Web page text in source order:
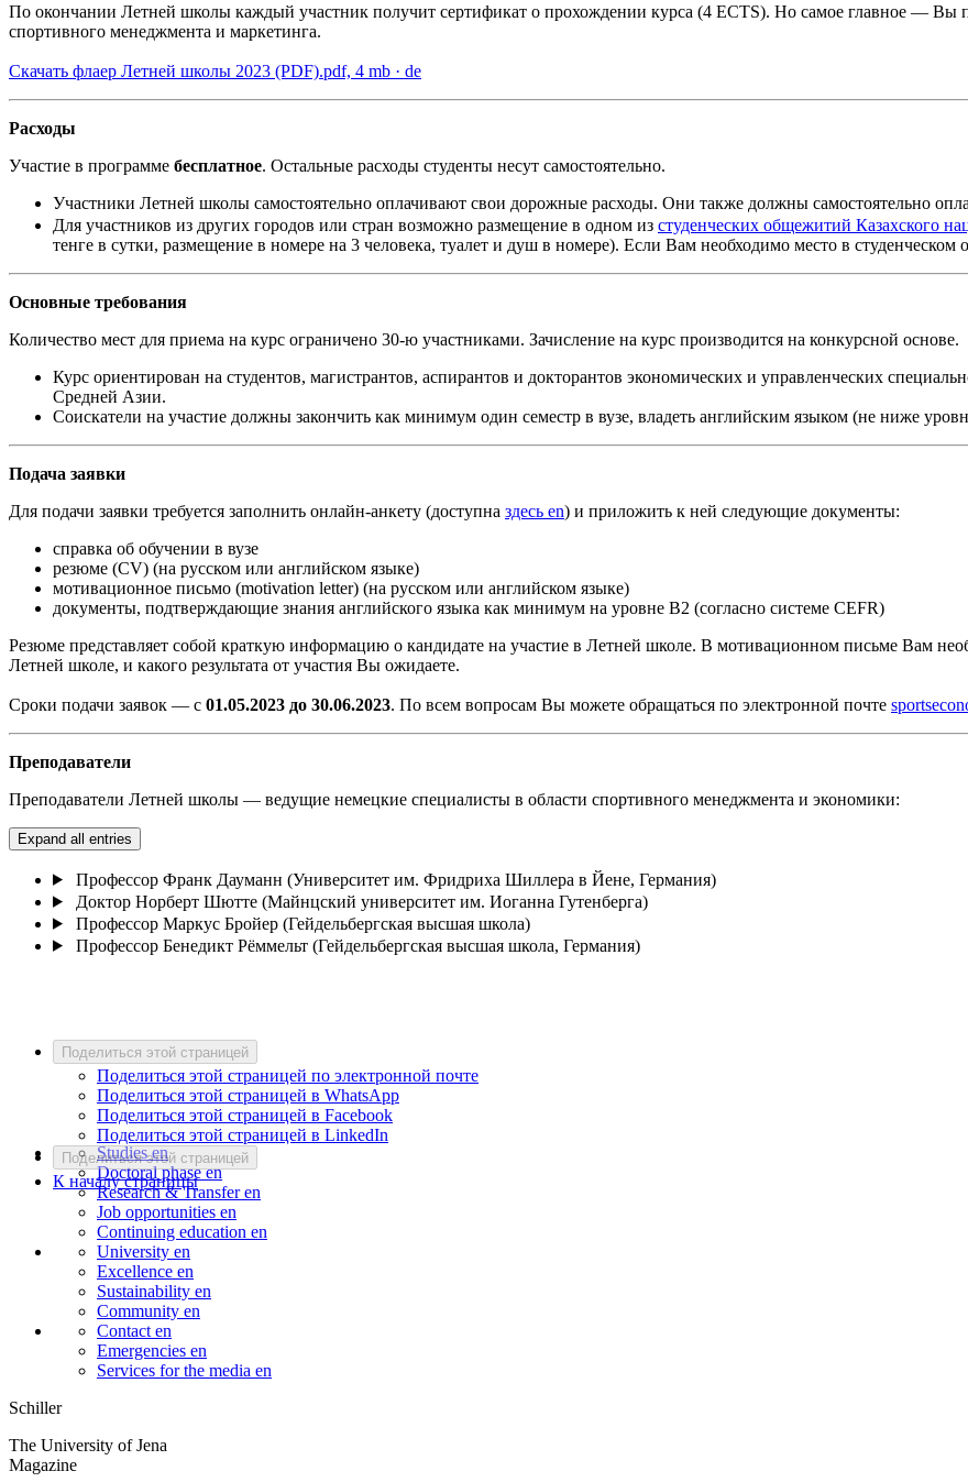
По окончании Летней школы каждый участник получит сертификат о прохождении курса (4 ECTS). Но самое главное — Вы
спортивного менеджмента и маркетинга.
Скачать флаер Летней школы 2023 (PDF).pdf, 4 mb · de
Расходы
Участие в программе бесплатное. Остальные расходы студенты несут самостоятельно.
Участники Летней школы самостоятельно оплачивают свои дорожные расходы. Они также должны самостоятельно
Для участников из других городов или стран возможно размещение в одном из студенческих общежитий Казахского
тенге в сутки, размещение в номере на 3 человека, туалет и душ в номере). Если Вам необходимо место в
Основные требования
Количество мест для приема на курс ограничено 30-ю участниками. Зачисление на курс производится на конкурсной основе.
Курс ориентирован на студентов, магистрантов, аспирантов и докторантов экономических и управленческих
Средней Азии.
Соискатели на участие должны закончить как минимум один семестр в вузе, владеть английским языком (не ниже
Подача заявки
Для подачи заявки требуется заполнить онлайн-анкету (доступна здесь en) и приложить к ней следующие документы:
справка об обучении в вузе
резюме (CV) (на русском или английском языкe)
мотивационное письмо (motivation letter) (на русском или английском языкe)
документы, подтверждающие знания английского языка как минимум на уровне B2 (согласно системе CEFR)
Резюме представляет собой краткую информацию о кандидате на участие в Летней школе. В мотивационном письме Вам
Летней школе, и какого результата от участия Вы ожидаете.
Сроки подачи заявок — с 01.05.2023 до 30.06.2023. По всем вопросам Вы можете обращаться по электронной почте
Преподаватели
Преподаватели Летней школы — ведущие немецкие специалисты в области спортивного менеджмента и экономики:
Expand all entries
Профессор Франк Дауманн (Университет им. Фридриха Шиллера в Йене, Германия)
Доктор Норберт Шютте (Майнцский университет им. Иоганна Гутенберга)
Профессор Маркус Бройер (Гейдельбергская высшая школа)
Профессор Бенедикт Рёммельт (Гейдельбергская высшая школа, Германия)
Поделиться этой страницей
Поделиться этой страницей по электронной почте
Поделиться этой страницей в WhatsApp
Поделиться этой страницей в Facebook
Поделиться этой страницей в LinkedIn
Поделиться этой страницей
К началу страницы
Studiesen
Doctoral phaseen
Research & Transferen
Job opportunities en
Continuing education en
University en
Excellence en
Sustainability en
Community en
Contact en
Emergencies en
Services for the media en
Schiller
The University of Jena
Magazine